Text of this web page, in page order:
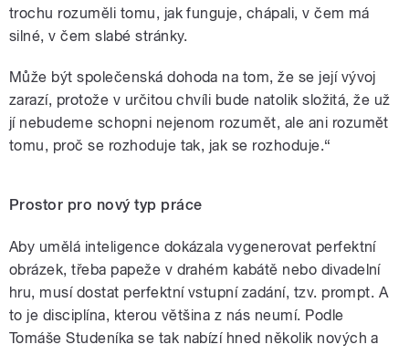
trochu rozuměli tomu, jak funguje, chápali, v čem má
silné, v čem slabé stránky.
Může být společenská dohoda na tom, že se její vývoj
zarazí, protože v určitou chvíli bude natolik složitá, že už
jí nebudeme schopni nejenom rozumět, ale ani rozumět
tomu, proč se rozhoduje tak, jak se rozhoduje.“
Prostor pro nový typ práce
Aby umělá inteligence dokázala vygenerovat perfektní
obrázek, třeba papeže v drahém kabátě nebo divadelní
hru, musí dostat perfektní vstupní zadání, tzv. prompt. A
to je disciplína, kterou většina z nás neumí. Podle
Tomáše Studeníka se tak nabízí hned několik nových a